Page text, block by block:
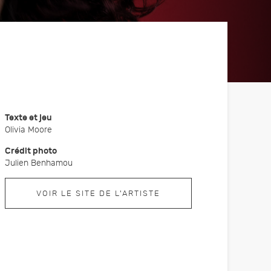
Fête de la courge
les
Nos partenaires
Texte et jeu
Olivia Moore
Crédit photo
Julien Benhamou
VOIR LE SITE DE L'ARTISTE